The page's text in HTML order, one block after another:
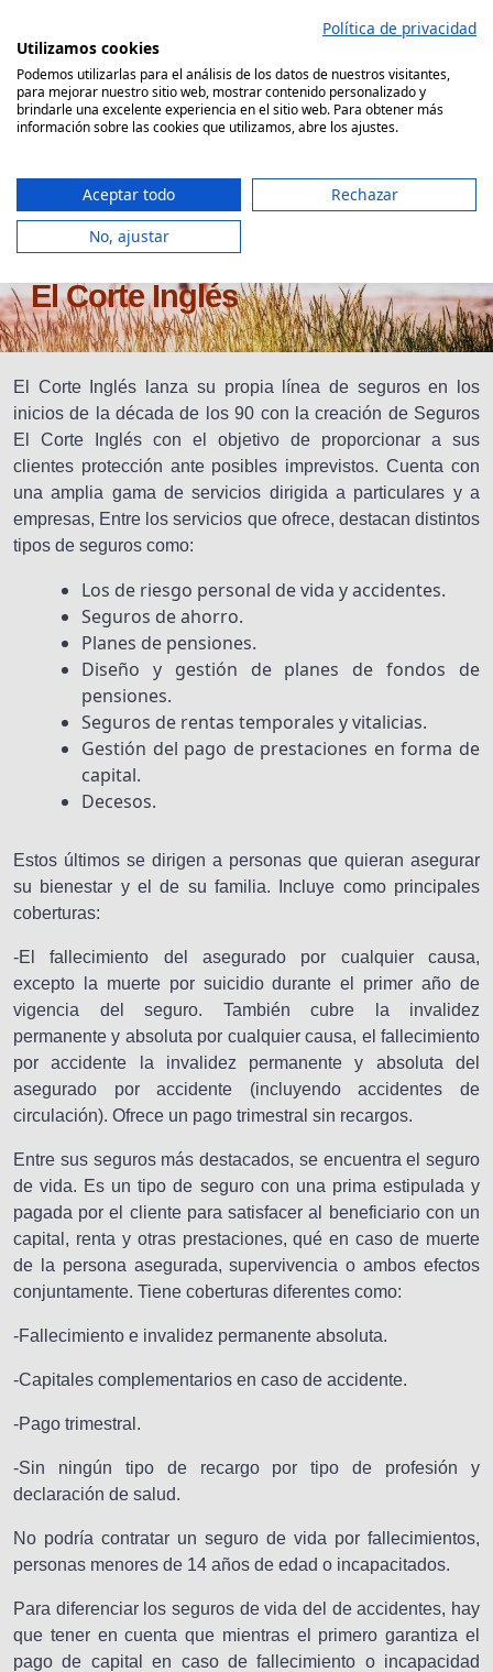
contenido
Comparador Seguro Decesos
Coberturas Seguro de Decesos
El Corte Inglés
El Corte Inglés lanza su propia línea de seguros en los
inicios de la década de los 90 con la creación de Seguros
El Corte Inglés con el objetivo de proporcionar a sus
clientes protección ante posibles imprevistos. Cuenta con
una amplia gama de servicios dirigida a particulares y a
empresas, Entre los servicios que ofrece, destacan distintos
tipos de seguros como:
Los de riesgo personal de vida y accidentes.
Seguros de ahorro.
Planes de pensiones.
Diseño y gestión de planes de fondos de
pensiones.
Seguros de rentas temporales y vitalicias.
Gestión del pago de prestaciones en forma de
capital.
Decesos.
Estos últimos se dirigen a personas que quieran asegurar
su bienestar y el de su familia. Incluye como principales
coberturas:
-El fallecimiento del asegurado por cualquier causa,
excepto la muerte por suicidio durante el primer año de
vigencia del seguro. También cubre la invalidez
permanente y absoluta por cualquier causa, el fallecimiento
por accidente la invalidez permanente y absoluta del
asegurado por accidente (incluyendo accidentes de
circulación). Ofrece un pago trimestral sin recargos.
Entre sus seguros más destacados, se encuentra el seguro
de vida. Es un tipo de seguro con una prima estipulada y
pagada por el cliente para satisfacer al beneficiario con un
capital, renta y otras prestaciones, qué en caso de muerte
de la persona asegurada, supervivencia o ambos efectos
conjuntamente. Tiene coberturas diferentes como:
-Fallecimiento e invalidez permanente absoluta.
-Capitales complementarios en caso de accidente.
-Pago trimestral.
-Sin ningún tipo de recargo por tipo de profesión y
declaración de salud.
No podría contratar un seguro de vida por fallecimientos,
personas menores de 14 años de edad o incapacitados.
Para diferenciar los seguros de vida del de accidentes, hay
que tener en cuenta que mientras el primero garantiza el
pago de capital en caso de fallecimiento o incapacidad
Política de privacidad
Utilizamos cookies
Podemos utilizarlas para el análisis de los datos de nuestros visitantes,
para mejorar nuestro sitio web, mostrar contenido personalizado y
brindarle una excelente experiencia en el sitio web. Para obtener más
información sobre las cookies que utilizamos, abre los ajustes.
Aceptar todo
Rechazar
No, ajustar